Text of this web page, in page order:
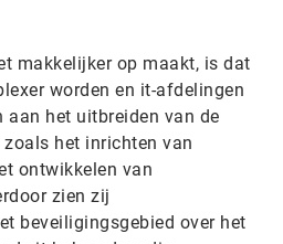
makkelijker op maakt, is dat
worden en it-afdelingen
aan het uitbreiden van de
het inrichten van
ontwikkelen van
zien zij
beveiligingsgebied over het